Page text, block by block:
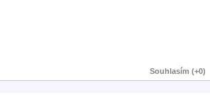
Souhlasím (+0)